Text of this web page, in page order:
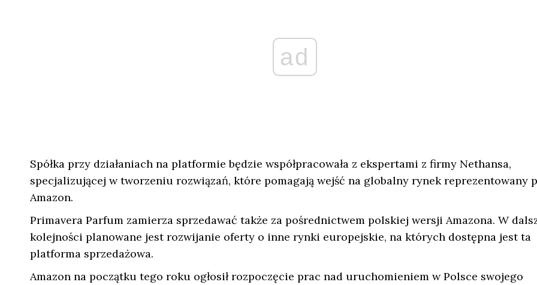
ad
Spółka przy działaniach na platformie będzie współpracowała z ekspertami z firmy Nethansa,
specjalizującej w tworzeniu rozwiązań, które pomagają wejść na globalny rynek reprezentowany
Amazon.
Primavera Parfum zamierza sprzedawać także za pośrednictwem polskiej wersji Amazona. W
kolejności planowane jest rozwijanie oferty o inne rynki europejskie, na których dostępna jest ta
platforma sprzedażowa.
Amazon na początku tego roku ogłosił rozpoczęcie prac nad uruchomieniem w Polsce swojego